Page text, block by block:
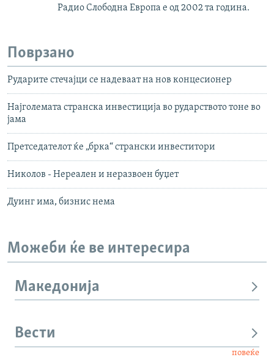
Радио Слободна Европа е од 2002 та година.
Поврзано
Рударите стечајци се надеваат на нов концесионер
Најголемата странска инвестиција во рударството тоне во
јама
Претседателот ќе „брка“ странски инвеститори
Николов - Нереален и неразвоен буџет
Дуинг има, бизнис нема
Можеби ќе ве интересира
Македонија
Вести
повеќе